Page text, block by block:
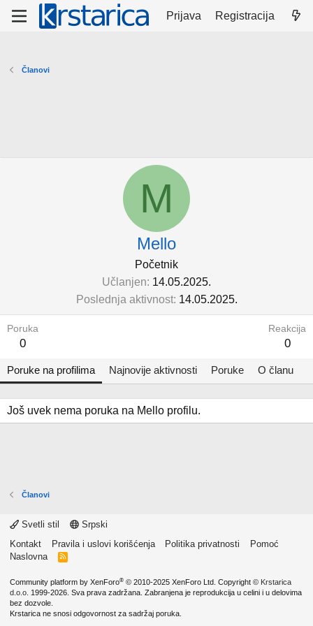
Prijava Registracija
Članovi
M
Mello
Početnik
Učlanjen 14.05.2025.
Poslednja aktivnost 14.05.2025.
Poruka
0
Reakcija
0
Poruke na profilima Najnovije aktivnosti Poruke O članu
Još uvek nema poruka na Mello profilu.
Članovi
Svetli stil
Srpski
Kontakt
Pravila i uslovi korišćenja Politika privatnosti
Pomoć
Naslovna
R
Community platform by XenForo® © 2010-2025 XenForo Ltd. Copyright © Krstarica
d.o.o. 1999-2026. Sva prava zadržana. Zabranjena je reprodukcija u celini i u delovima
bez dozvole.
Krstarica ne snosi odgovornost za sadržaj poruka.